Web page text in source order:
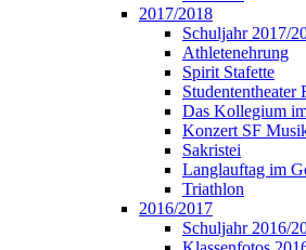
2017/2018
Schuljahr 2017/
Athletenehrung
Spirit Stafette
Studententheater
Das Kollegium
Konzert SF
Sakristei
Langlauftag im
Triathlon
2016/2017
Schuljahr 2016/